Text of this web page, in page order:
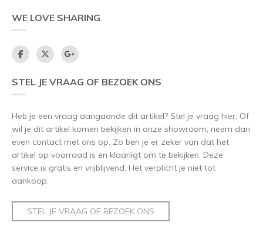
WE LOVE SHARING
STEL JE VRAAG OF BEZOEK ONS
Heb je een vraag aangaande dit artikel? Stel je vraag hier. Of
wil je dit artikel komen bekijken in onze showroom, neem dan
even contact met ons op. Zo ben je er zeker van dat het
artikel op voorraad is en klaarligt om te bekijken. Deze
service is gratis en vrijblijvend. Het verplicht je niet tot
aankoop.
STEL JE VRAAG OF BEZOEK ONS